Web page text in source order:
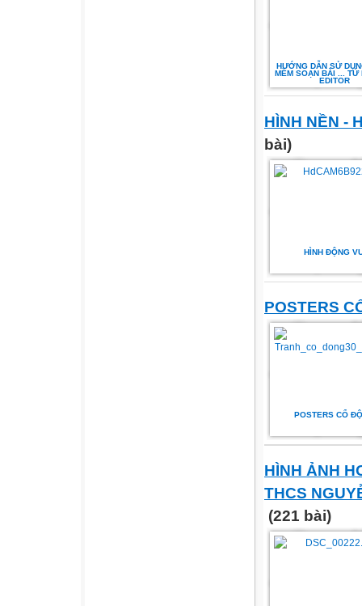
HƯỚNG DẪN SỬ
MỀM SOẠN BÀI ... TỬ
EDITOR
HÌNH NỀN -
bài)
HÌNH ĐỘNG
POSTERS
POSTERS CỔ
HÌNH ẢNH
THCS
(221 bài)